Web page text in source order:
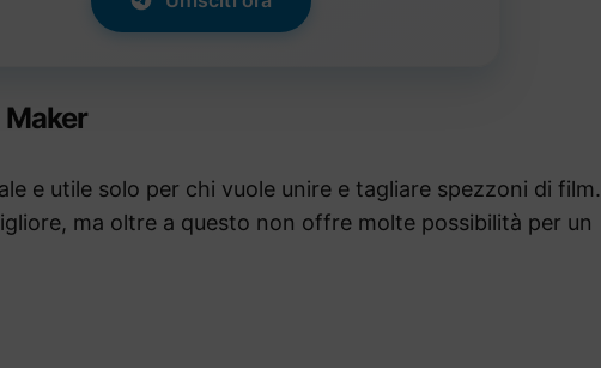
e utile solo per chi vuole unire e tagliare spezzoni di film.
ma oltre a questo non offre molte possibilità per un